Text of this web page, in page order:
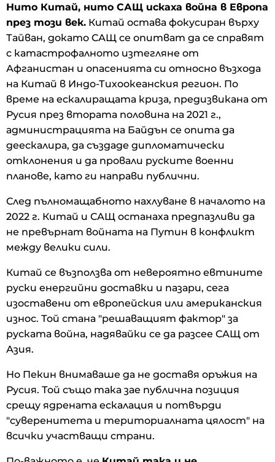
Нито Китай, нито САЩ искаха война в Европа
през този век. Китай остава фокусиран върху
Тайван, докато САЩ се опитват да се справят
с катастрофалното изтегляне от
Афганистан и опасенията си относно възхода
на Китай в Индо-Тихоокеанския регион. По
време на ескалиращата криза, предизвикана от
Русия през втората половина на 2021 г.,
администрацията на Байдън се опита да
деескалира, да създаде дипломатически
отклонения и да провали руските военни
планове, като ги направи публични.
След пълномащабното нахлуване в началото на
2022 г. Китай и САЩ останаха предпазливи да
не превърнат войната на Путин в конфликт
между велики сили.
Китай се възползва от невероятно евтините
руски енергийни доставки и пазари, сега
изоставени от европейския или американския
износ. Той стана "решаващият фактор" за
руската война, надявайки се да разсее САЩ от
Азия.
Но Пекин внимаваше да не доставя оръжия на
Русия. Той също така зае публична позиция
срещу ядрената ескалация и потвърди
"суверенитета и териториалната цялост" на
всички участващи страни.